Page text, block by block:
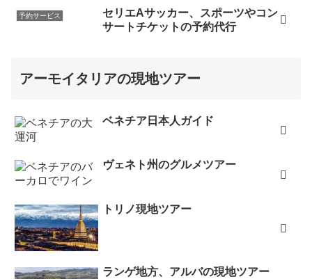
予約サービス
セリエAサッカー、スポーツやコン
サートチケットの予約代行
アーモイタリアの現地ツアー
ベネチア日本人ガイド
ヴェネト州のグルメツアー
トリノ現地ツアー
ランゲ地方、アルバの現地ツアー